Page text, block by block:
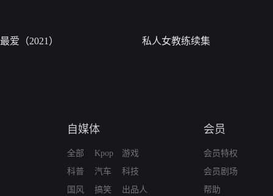
最爱（2021） 私人女教练续集
自媒体
全部
科普
国风
Kpop
汽车
搞笑
游戏
科技
出品人
会员
会员特权
会员剧场
帮助